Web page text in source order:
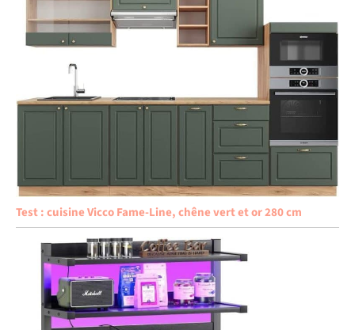
Test : cuisine Vicco Fame-Line, chêne vert et or 280 cm